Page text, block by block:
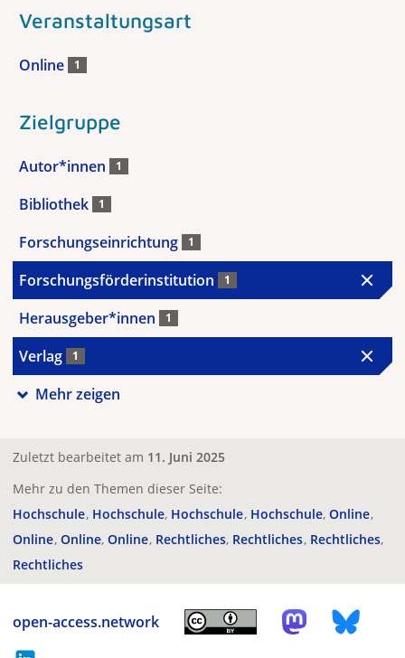
Veranstaltungsart
Online 1
Zielgruppe
Autor*innen 1
Bibliothek 1
Forschungseinrichtung 1
Forschungsförderinstitution 1
Herausgeber*innen 1
Verlag 1
Mehr zeigen
Zuletzt bearbeitet am 11. Juni 2025
Mehr zu den Themen dieser Seite:
Hochschule Hochschule Hochschule Hochschule Online
Online Online Online Rechtliches Rechtliches Rechtliches
Rechtliches
open-access.network